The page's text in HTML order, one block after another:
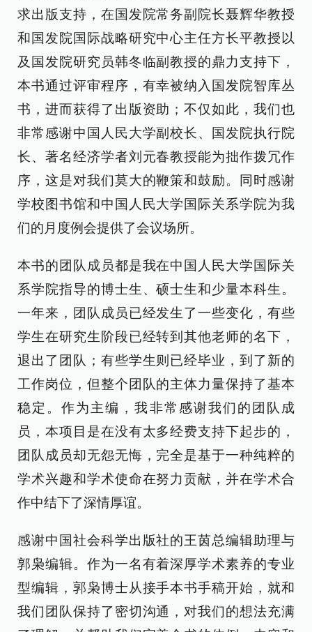
求出版支持，在国发院常务副院长聂辉华教授
和国发院国际战略研究中心主任方长平教授以
及国发院研究员韩冬临副教授的鼎力支持下，
本书通过评审程序，有幸被纳入国发院智库丛
书，进而获得了出版资助；不仅如此，我们也
非常感谢中国人民大学副校长、国发院执行院
长、著名经济学者刘元春教授能为拙作拨冗作
序，这是对我们莫大的鞭策和鼓励。同时感谢
学校图书馆和中国人民大学国际关系学院为我
们的月度例会提供了会议场所。
本书的团队成员都是我在中国人民大学国际关
系学院指导的博士生、硕士生和少量本科生。
一年来，团队成员已经发生了一些变化，有些
学生在研究生阶段已经转到其他老师的名下，
退出了团队；有些学生则已经毕业，到了新的
工作岗位，但整个团队的主体力量保持了基本
稳定。作为主编，我非常感谢我们的团队成
员，本项目是在没有太多经费支持下起步的，
团队成员却无怨无悔，完全是基于一种纯粹的
学术兴趣和学术使命在努力贡献，并在学术合
作中结下了深情厚谊。
感谢中国社会科学出版社的王茵总编辑助理与
郭枭编辑。作为一名有着深厚学术素养的专业
型编辑，郭枭博士从接手本书手稿开始，就和
我们团队保持了密切沟通，对我们的想法充满